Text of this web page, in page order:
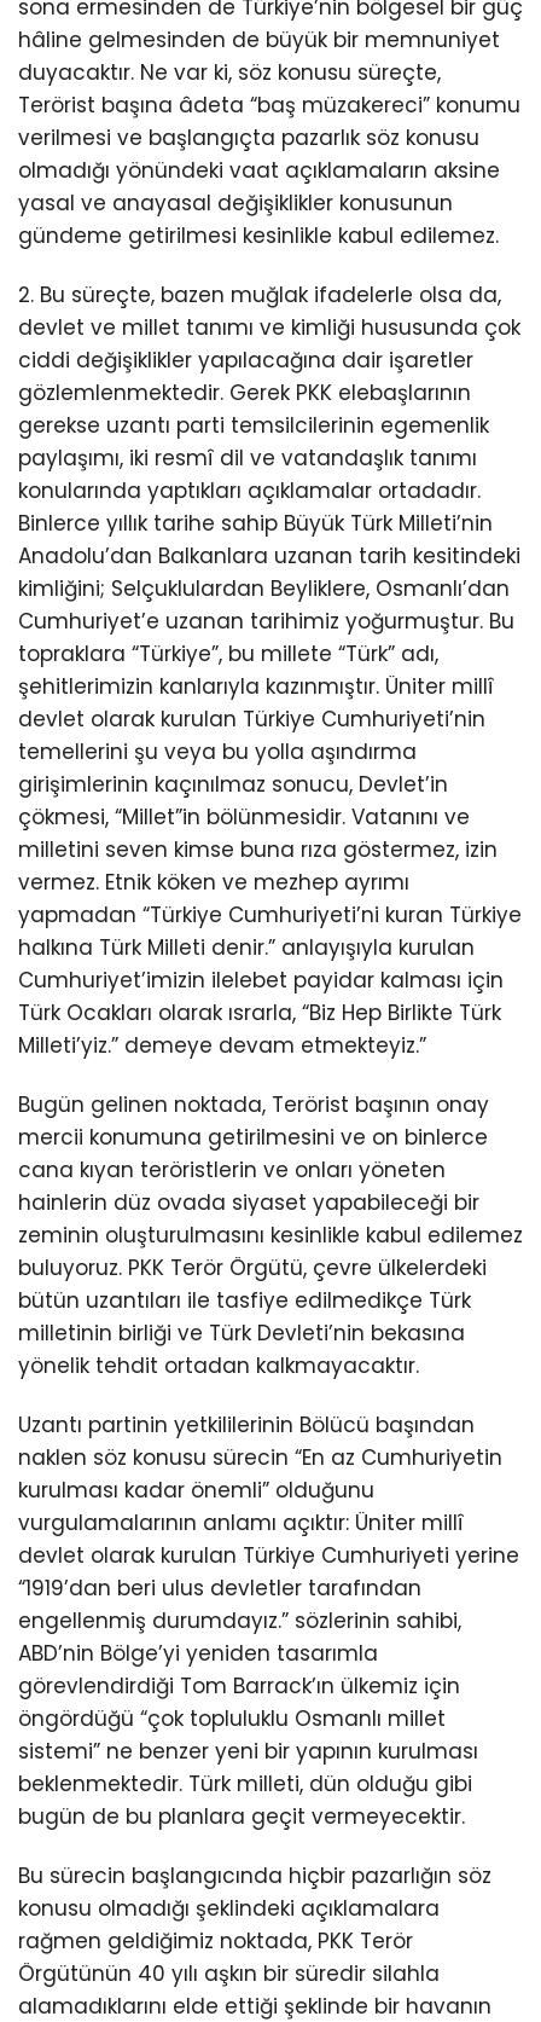
sona ermesinden de Türkiye’nin bölgesel bir güç
hâline gelmesinden de büyük bir memnuniyet
duyacaktır. Ne var ki, söz konusu süreçte,
Terörist başına âdeta “baş müzakereci” konumu
verilmesi ve başlangıçta pazarlık söz konusu
olmadığı yönündeki vaat açıklamaların aksine
yasal ve anayasal değişiklikler konusunun
gündeme getirilmesi kesinlikle kabul edilemez.
2. Bu süreçte, bazen muğlak ifadelerle olsa da,
devlet ve millet tanımı ve kimliği hususunda çok
ciddi değişiklikler yapılacağına dair işaretler
gözlemlenmektedir. Gerek PKK elebaşlarının
gerekse uzantı parti temsilcilerinin egemenlik
paylaşımı, iki resmî dil ve vatandaşlık tanımı
konularında yaptıkları açıklamalar ortadadır.
Binlerce yıllık tarihe sahip Büyük Türk Milleti’nin
Anadolu’dan Balkanlara uzanan tarih kesitindeki
kimliğini; Selçuklulardan Beyliklere, Osmanlı’dan
Cumhuriyet’e uzanan tarihimiz yoğurmuştur. Bu
topraklara “Türkiye”, bu millete “Türk” adı,
şehitlerimizin kanlarıyla kazınmıştır. Üniter millî
devlet olarak kurulan Türkiye Cumhuriyeti’nin
temellerini şu veya bu yolla aşındırma
girişimlerinin kaçınılmaz sonucu, Devlet’in
çökmesi, “Millet”in bölünmesidir. Vatanını ve
milletini seven kimse buna rıza göstermez, izin
vermez. Etnik köken ve mezhep ayrımı
yapmadan “Türkiye Cumhuriyeti’ni kuran Türkiye
halkına Türk Milleti denir.” anlayışıyla kurulan
Cumhuriyet’imizin ilelebet payidar kalması için
Türk Ocakları olarak ısrarla, “Biz Hep Birlikte Türk
Milleti’yiz.” demeye devam etmekteyiz.”
Bugün gelinen noktada, Terörist başının onay
mercii konumuna getirilmesini ve on binlerce
cana kıyan teröristlerin ve onları yöneten
hainlerin düz ovada siyaset yapabileceği bir
zeminin oluşturulmasını kesinlikle kabul edilemez
buluyoruz. PKK Terör Örgütü, çevre ülkelerdeki
bütün uzantıları ile tasfiye edilmedikçe Türk
milletinin birliği ve Türk Devleti’nin bekasına
yönelik tehdit ortadan kalkmayacaktır.
Uzantı partinin yetkililerinin Bölücü başından
naklen söz konusu sürecin “En az Cumhuriyetin
kurulması kadar önemli” olduğunu
vurgulamalarının anlamı açıktır: Üniter millî
devlet olarak kurulan Türkiye Cumhuriyeti yerine
“1919’dan beri ulus devletler tarafından
engellenmiş durumdayız.” sözlerinin sahibi,
ABD’nin Bölge’yi yeniden tasarımla
görevlendirdiği Tom Barrack’ın ülkemiz için
öngördüğü “çok topluluklu Osmanlı millet
sistemi” ne benzer yeni bir yapının kurulması
beklenmektedir. Türk milleti, dün olduğu gibi
bugün de bu planlara geçit vermeyecektir.
Bu sürecin başlangıcında hiçbir pazarlığın söz
konusu olmadığı şeklindeki açıklamalara
rağmen geldiğimiz noktada, PKK Terör
Örgütünün 40 yılı aşkın bir süredir silahla
alamadıklarını elde ettiği şeklinde bir havanın